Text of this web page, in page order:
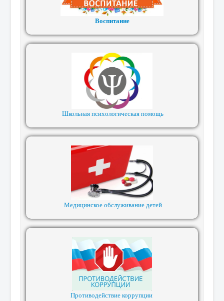
Воспитание
Школьная психологическая помощь
Медицинское обслуживание детей
Противодействие коррупции